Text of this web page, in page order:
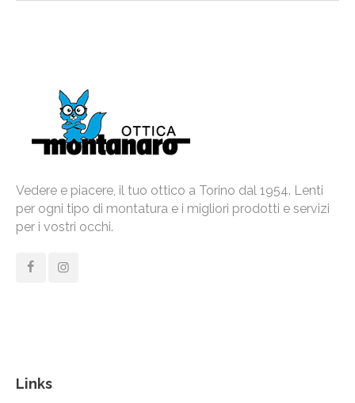
Vedere e piacere, il tuo ottico a Torino dal 1954. Lenti
per ogni tipo di montatura e i migliori prodotti e servizi
per i vostri occhi.
Links